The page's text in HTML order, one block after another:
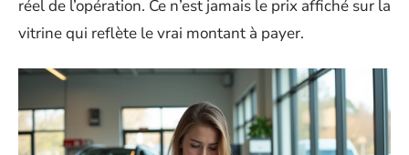
réel de l’opération. Ce n’est jamais le prix affiché sur la
vitrine qui reflète le vrai montant à payer.